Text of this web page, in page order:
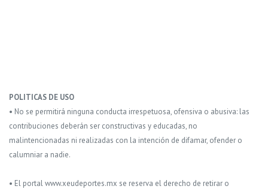
POLITICAS DE USO
• No se permitirá ninguna conducta irrespetuosa, ofensiva o abusiva: las
contribuciones deberán ser constructivas y educadas, no
malintencionadas ni realizadas con la intención de difamar, ofender o
calumniar a nadie.
• El portal www.xeudeportes.mx se reserva el derecho de retirar o